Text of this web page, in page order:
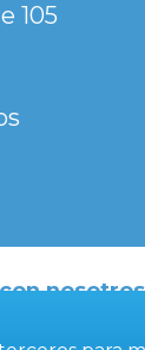
105
nosotros